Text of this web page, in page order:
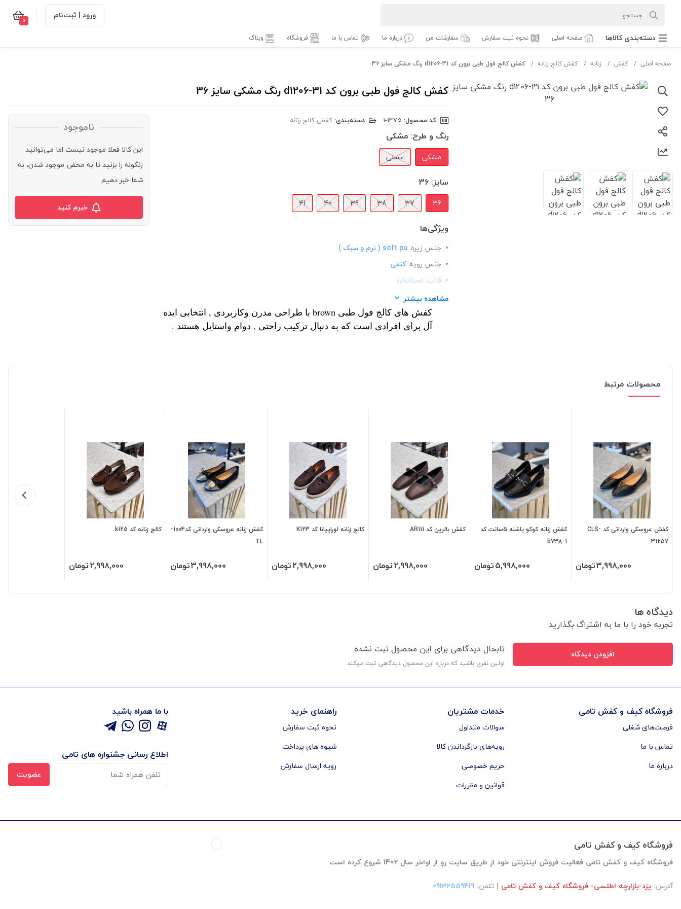
ورود | ثبت‌نام 0
دسته‌بندی‌ کالاها صفحه اصلی نحوه ثبت سفارش سفارشات من درباره ما تماس با ما فروشگاه وبلاگ
صفحه اصلی کفش زنانه کفش کالج زنانه کفش کالج فول طبی برون کد d1206-31 رنگ مشکی سایز 36
کفش کالج فول طبی برون کد d1206-31 رنگ مشکی سایز 36
کد محصول: دسته‌بندی: کفش کالج زنانه
رنگ و طرح: مشکی
مشکی عسلی
سایز: 36
36
37
38
39
40
41
ویژگی‌ها
جنس زیره: soft pu ( نرم و سبک )
جنس رویه:کنفی
قالب: استاندارد
کاربرد: استفاده ی روزمره و اداری
مدل:کالج
کفی:فول طبی
مشاهده بیشتر
کفش های کالج فول طبی brown با طراحی مدرن وکاربردی , انتخابی ایده
آل برای افرادی است که به دنبال ترکیب راحتی , دوام واستایل هستند .
ناموجود
این کالا فعلا موجود نیست اما می‌توانید
زنگوله را بزنید تا به محض موجود شدن، به
شما خبر دهیم
خبرم کنید
محصولات مرتبط
کفش عروسکی وارداتی کد CLS-
31257
3,998,000تومان
کفش زنانه کوکو پاشنه 5سانت کد
b738-1
5,998,000تومان
کفش بالرین کد AR111
2,998,000تومان
کالج زنانه لوراپیانا کد K123
2,998,000تومان
کفش زنانه عروسکی وارداتی کد1004-
TL
3,998,000تومان
کالج زنانه کد k125
2,998,000تومان
دیدگاه ها
تجربه خود را با ما به اشتراگ بگذارید
افزودن دیدگاه تابحال دیدگاهی برای این محصول ثبت نشده
اولین نفری باشید که درباره این محصول دیدگاهی ثبت میکند
فروشگاه کیف و کفش تامی
فرصت‌های شغلی
تماس با ما
درباره ما
خدمات مشتریان
سوالات متداول
رویه‌های بازگرداندن کالا
حریم خصوصی
قوانین و مقررات
راهنمای خرید
نحوه ثبت سفارش
شیوه های پرداخت
رویه ارسال سفارش
با ما همراه باشید
اطلاع رسانی جشنواره های تامی
عضویت
فروشگاه کیف و کفش تامی
فروشگاه کیف و کفش تامی فعالیت فروش اینترنتی خود از طریق سایت رو از اواخر سال 1402 شروع کرده است
آدرس: یزد-بازارچه اطلسی- فروشگاه کیف و کفش تامی | تلفن: ‎09132559419